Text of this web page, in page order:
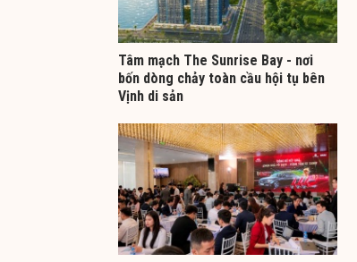
Tâm mạch The Sunrise Bay - nơi
bốn dòng chảy toàn cầu hội tụ bên
Vịnh di sản